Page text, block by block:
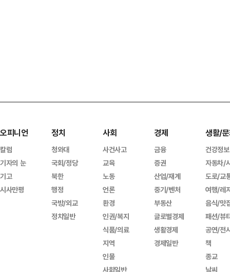
오피니언
칼럼
기자의 눈
기고
시사만평
정치
청와대
국회/정당
북한
행정
국방/외교
정치일반
사회
사건사고
교육
노동
언론
환경
인권/복지
식품/의료
지역
인물
사회일반
경제
금융
증권
산업/재계
중기/벤처
부동산
글로벌경제
생활경제
경제일반
생활/
건강정보
자동차/
도로/교
여행/레
음식/맛
패션/뷰
공연/전
책
종교
날씨